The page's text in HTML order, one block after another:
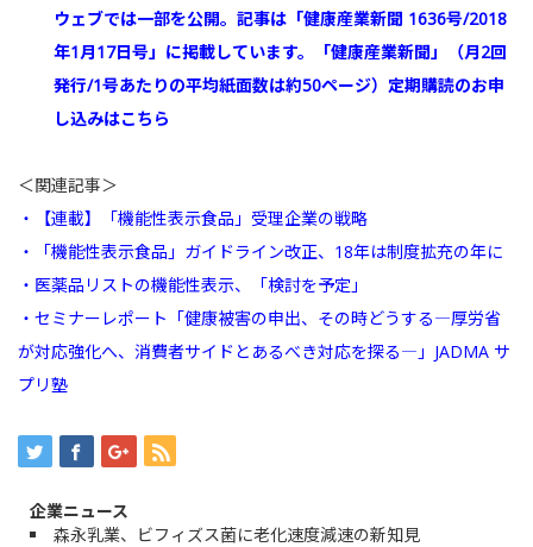
ウェブでは一部を公開。記事は「健康産業新聞 1636号/2018
年1月17日号」に掲載しています。「健康産業新聞」（月2回
発行/1号あたりの平均紙面数は約50ページ）定期購読のお申
し込みはこちら
＜関連記事＞
・【連載】「機能性表示食品」受理企業の戦略
・「機能性表示食品」ガイドライン改正、18年は制度拡充の年に
・医薬品リストの機能性表示、「検討を予定」
・セミナーレポート「健康被害の申出、その時どうする―厚労省
が対応強化へ、消費者サイドとあるべき対応を探る―」JADMA サ
プリ塾
企業ニュース
森永乳業、ビフィズス菌に老化速度減速の新知見